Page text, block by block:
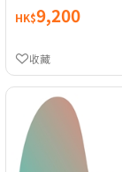
HK$9,200
收藏